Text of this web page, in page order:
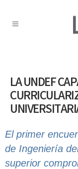
LA UNDEF
El primer
de Ingeniería
superior